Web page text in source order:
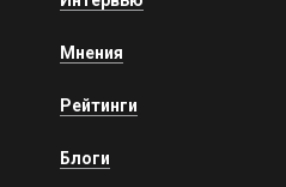
Мнения
Рейтинги
Блоги